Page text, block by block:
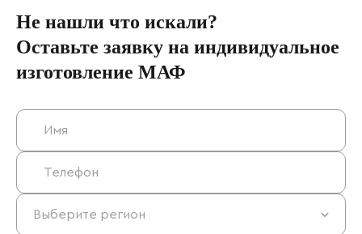
Не нашли что искали?
Оставьте заявку на индивидуальное
изготовление МАФ